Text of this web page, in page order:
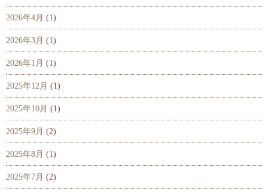
2026年4月 (1)
2026年3月 (1)
2026年1月 (1)
2025年12月 (1)
2025年10月 (1)
2025年9月 (2)
2025年8月 (1)
2025年7月 (2)